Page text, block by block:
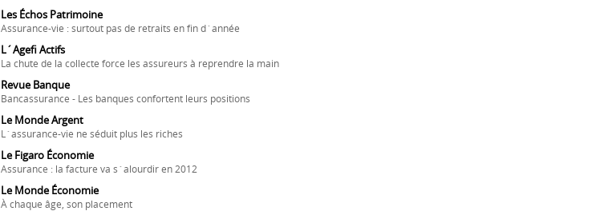
Les Échos Patrimoine
Assurance-vie : surtout pas de retraits en fin d´année
L´Agefi Actifs
La chute de la collecte force les assureurs à reprendre la main
Revue Banque
Bancassurance - Les banques confortent leurs positions
Le Monde Argent
L´assurance-vie ne séduit plus les riches
Le Figaro Économie
Assurance : la facture va s´alourdir en 2012
Le Monde Économie
À chaque âge, son placement